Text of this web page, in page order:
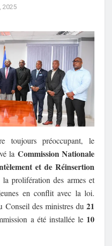
2025
toujours préoccupant, le
la Commission Nationale
et de Réinsertion
prolifération des armes et
en conflit avec la loi.
Conseil des ministres du 21
a été installée le 10